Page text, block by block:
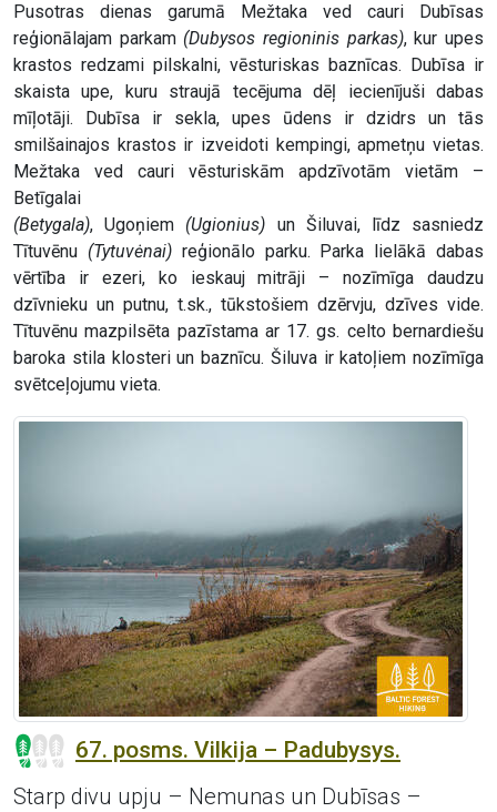
Pusotras dienas garumā Mežtaka ved cauri Dubīsas
reģionālajam parkam (Dubysos regioninis parkas), kur upes
krastos redzami pilskalni, vēsturiskas baznīcas. Dubīsa ir
skaista upe, kuru straujā tecējuma dēļ iecienījuši dabas
mīļotāji. Dubīsa ir sekla, upes ūdens ir dzidrs un tās
smilšainajos krastos ir izveidoti kempingi, apmetņu vietas.
Mežtaka ved cauri vēsturiskām apdzīvotām vietām –
Betīgalai
(Betygala), Ugoņiem (Ugionius) un Šiluvai, līdz sasniedz
Tītuvēnu (Tytuvėnai)reģionālo parku. Parka lielākā dabas
vērtība ir ezeri, ko ieskauj mitrāji – nozīmīga daudzu
dzīvnieku un putnu, t.sk., tūkstošiem dzērvju, dzīves vide.
Tītuvēnu mazpilsēta pazīstama ar 17. gs. celto bernardiešu
baroka stila klosteri un baznīcu. Šiluva ir katoļiem nozīmīga
svētceļojumu vieta.
67. posms. Vilkija – Padubysys.
Starp divu upju – Nemunas un Dubīsas –